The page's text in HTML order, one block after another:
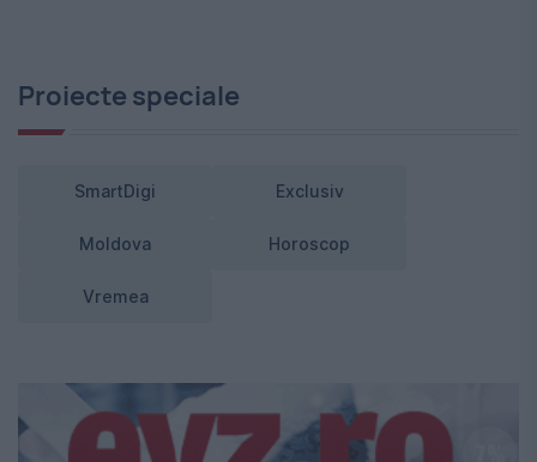
Proiecte speciale
SmartDigi Exclusiv
Moldova Horoscop
Vremea